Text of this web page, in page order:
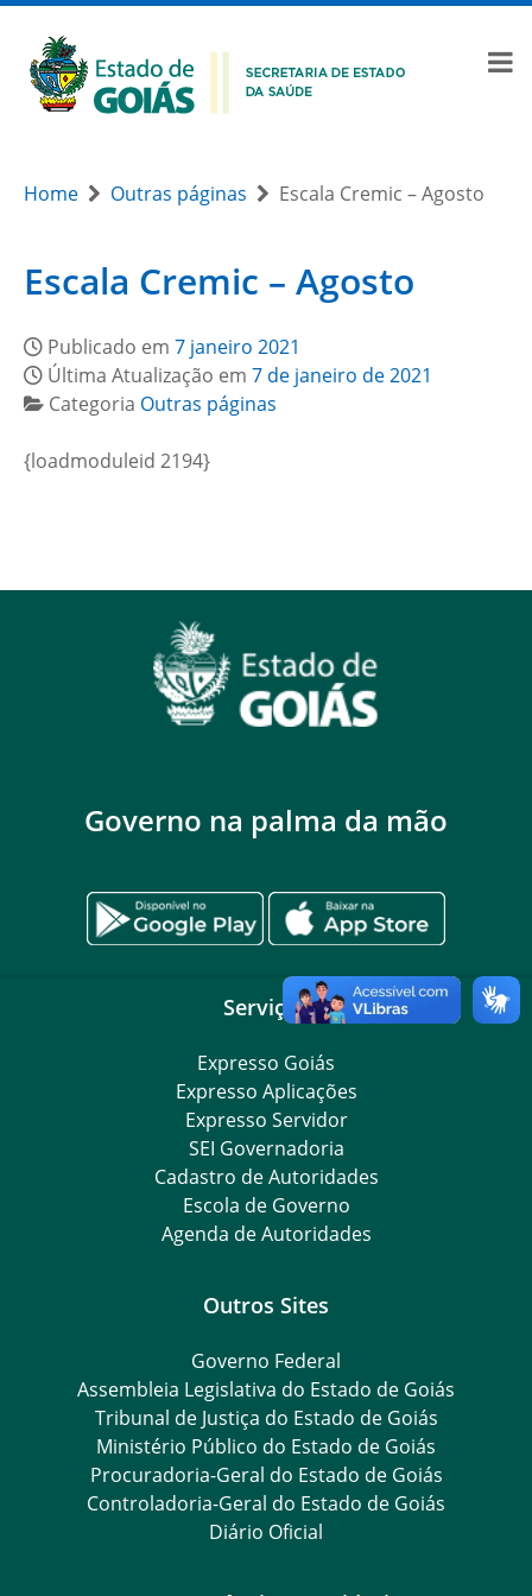
Home Outras páginas Escala Cremic – Agosto
Escala Cremic – Agosto
Publicado em 7 janeiro 2021
Última Atualização em 7 de janeiro de 2021
Categoria Outras páginas
{loadmoduleid 2194}
Governo na palma da mão
Serviços
Expresso Goiás
Expresso Aplicações
Expresso Servidor
SEI Governadoria
Cadastro de Autoridades
Escola de Governo
Agenda de Autoridades
Outros Sites
Governo Federal
Assembleia Legislativa do Estado de Goiás
Tribunal de Justiça do Estado de Goiás
Ministério Público do Estado de Goiás
Procuradoria-Geral do Estado de Goiás
Controladoria-Geral do Estado de Goiás
Diário Oficial